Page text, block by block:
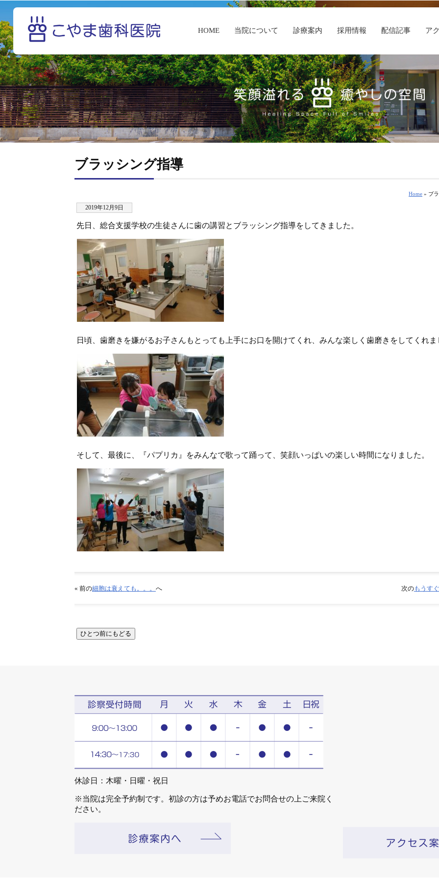
HOME 当院について 診療案内 採用情報 配信記事 ア
ブラッシング指導
Home » ブ
2019年12月9日
先日、総合支援学校の生徒さんに歯の講習とブラッシング指導をしてきました。
日頃、歯磨きを嫌がるお子さんもとっても上手にお口を開けてくれ、みんな楽しく歯磨きをしてくれま
そして、最後に、『パプリカ』をみんなで歌って踊って、笑顔いっぱいの楽しい時間になりました。
« 前の細胞は衰えても。。。 へ 次のもうすぐ
休診日：木曜・日曜・祝日
※当院は完全予約制です。初診の方は予めお電話でお問合せの上ご来院く
ださい。